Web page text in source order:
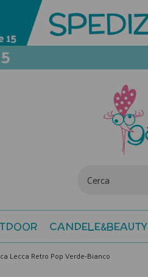
CANDELE&BEAUTY
Lecca Retro Pop Verde-Bianco